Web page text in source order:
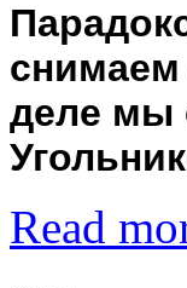
снимаем
деле мы
Read